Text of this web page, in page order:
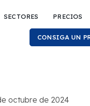
SECTORES PRECIOS
CONSIGA UN
octubre de 2024